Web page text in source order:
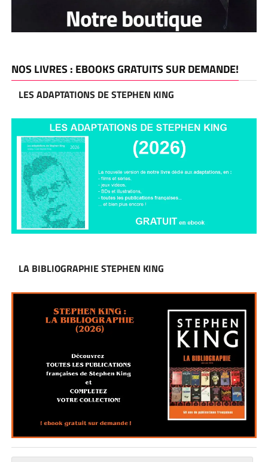
NOS LIVRES : EBOOKS GRATUITS SUR DEMANDE!
LES ADAPTATIONS DE STEPHEN KING
LA BIBLIOGRAPHIE STEPHEN KING